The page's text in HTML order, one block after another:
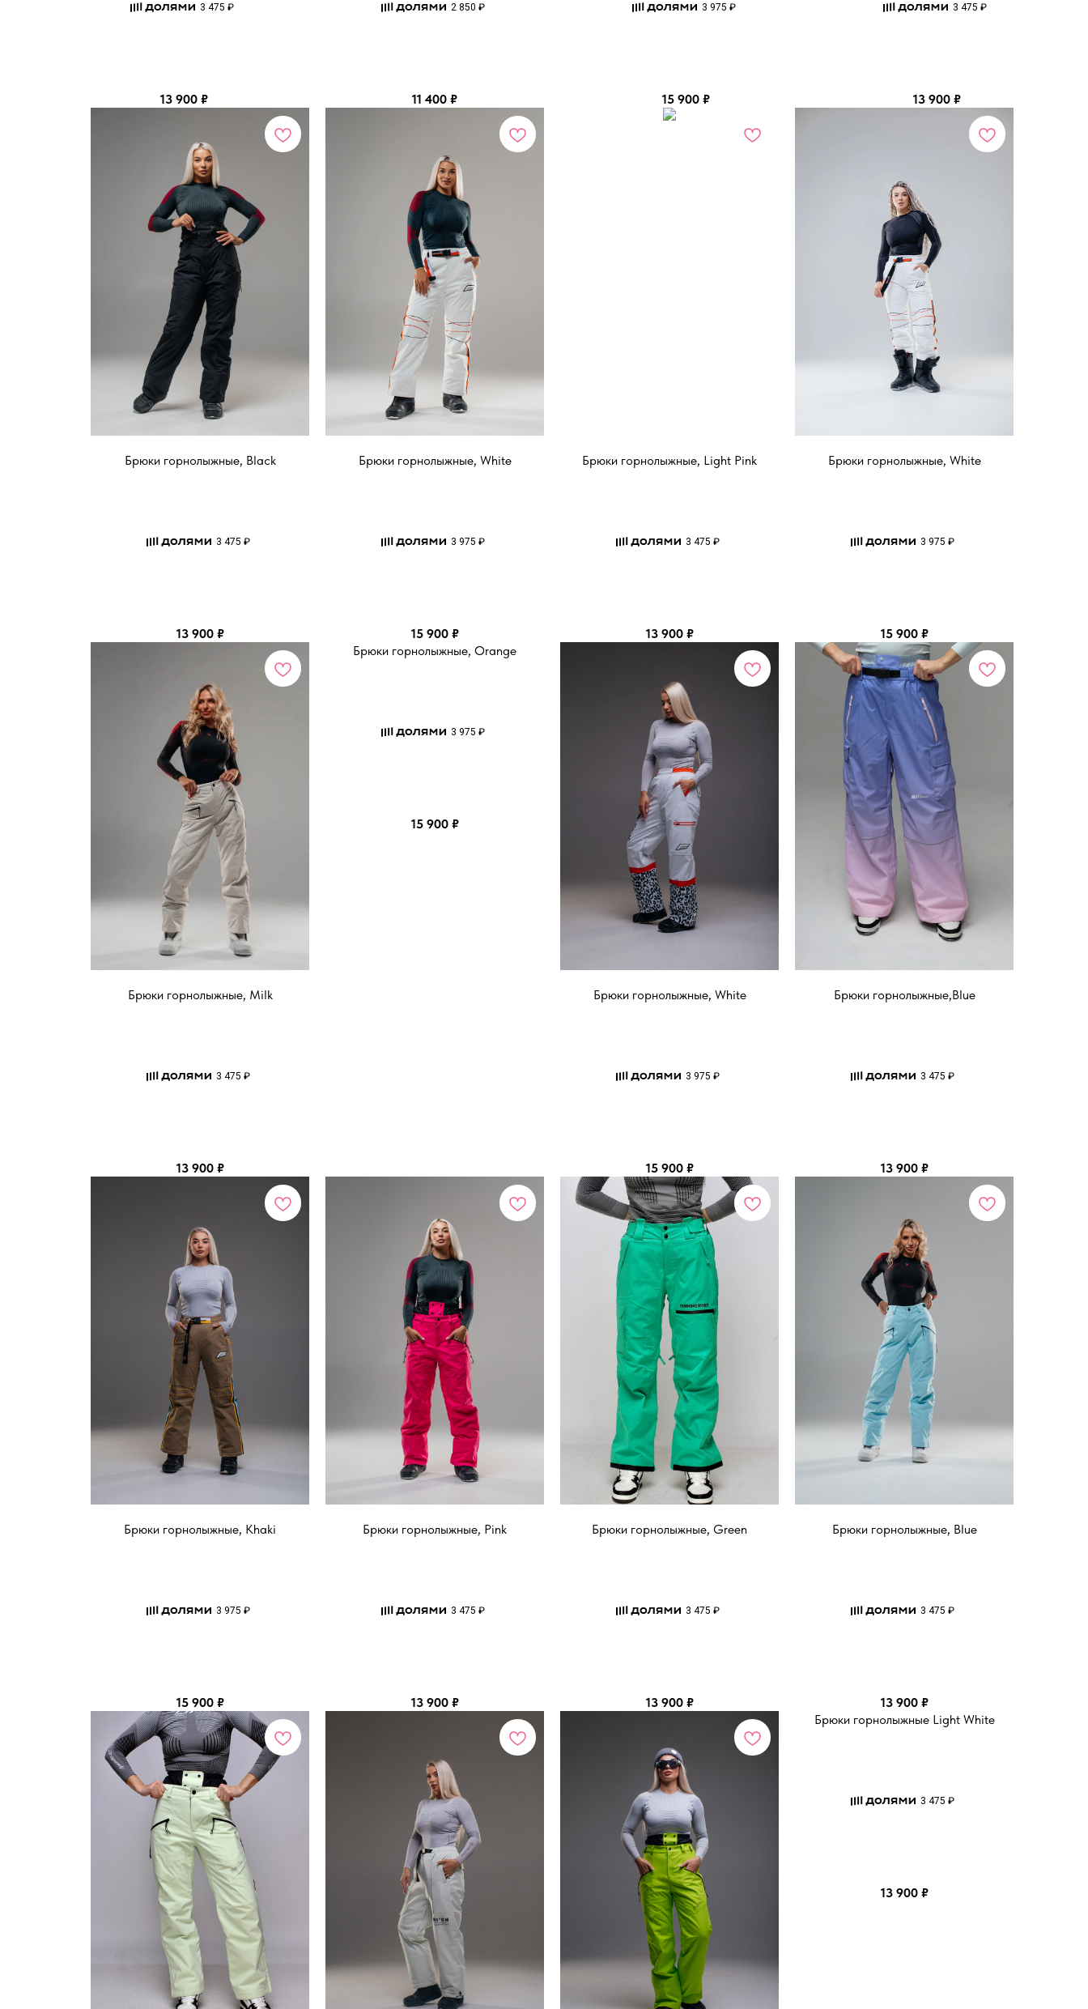
3 475 ₽
13 900 ₽
2 850 ₽
11 400 ₽
3 975 ₽
15 900 ₽
3 475 ₽
13 900 ₽
Брюки горнолыжные, Black
3 475 ₽
13 900 ₽
Брюки горнолыжные, White
3 975 ₽
15 900 ₽
Брюки горнолыжные, Light Pink
3 475 ₽
13 900 ₽
Брюки горнолыжные, White
3 975 ₽
15 900 ₽
Брюки горнолыжные, Milk
3 475 ₽
13 900 ₽
Брюки горнолыжные, Orange
3 975 ₽
15 900 ₽
Брюки горнолыжные, White
3 975 ₽
15 900 ₽
Брюки горнолыжные,Blue
3 475 ₽
13 900 ₽
Брюки горнолыжные, Khaki
3 975 ₽
15 900 ₽
Брюки горнолыжные, Pink
3 475 ₽
13 900 ₽
Брюки горнолыжные, Green
3 475 ₽
13 900 ₽
Брюки горнолыжные, Blue
3 475 ₽
13 900 ₽
Брюки горнолыжные Light White
3 475 ₽
13 900 ₽